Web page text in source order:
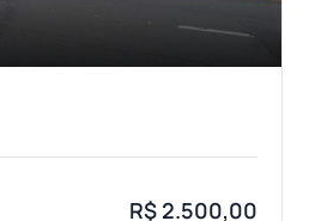
R$ 2.500,00